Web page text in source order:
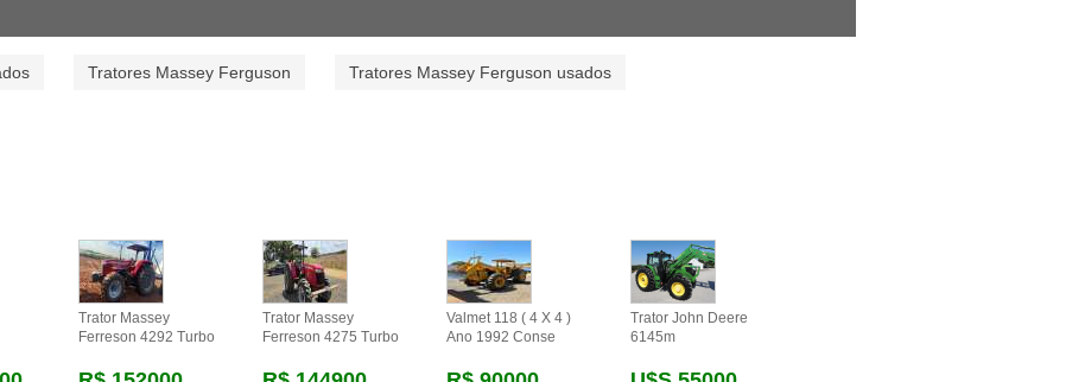
Tratores Massey Ferguson Tratores Massey Ferguson usados
Trator Massey
Ferreson 4292 Turbo
Trator Massey
Ferreson 4275 Turbo
Valmet 118 ( 4 X 4 )
Ano 1992 Conse
Trator John Deere
6145m